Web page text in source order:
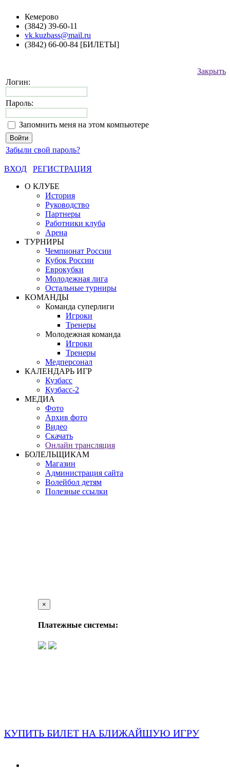
Кемерово
(3842) 39-60-11
vk.kuzbass@mail.ru
(3842) 66-00-84 [БИЛЕТЫ]
Закрыть
Логин:
Пароль:
Запомнить меня на этом компьютере
Забыли свой пароль?
ВХОД
РЕГИСТРАЦИЯ
О КЛУБЕ
История
Руководство
Партнеры
Работники клуба
Арена
ТУРНИРЫ
Чемпионат России
Кубок России
Еврокубки
Молодежная лига
Остальные турниры
КОМАНДЫ
Команда суперлиги
Игроки
Тренеры
Молодежная команда
Игроки
Тренеры
Медперсонал
КАЛЕНДАРЬ ИГР
Кузбасс
Кузбасс-2
МЕДИА
Фото
Архив фото
Видео
Скачать
Онлайн трансляция
БОЛЕЛЬЩИКАМ
Магазин
Администрация сайта
Волейбол детям
Полезные ссылки
×
Платежные системы:
КУПИТЬ БИЛЕТ НА БЛИЖАЙШУЮ ИГРУ